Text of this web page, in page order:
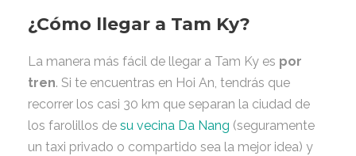
¿Cómo llegar a Tam Ky?
La manera más fácil de llegar a Tam Ky es por
tren. Si te encuentras en Hoi An, tendrás que
recorrer los casi 30 km que separan la ciudad de
los farolillos de su vecina Da Nang (seguramente
un taxi privado o compartido sea la mejor idea) y